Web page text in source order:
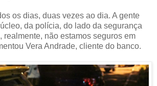
os dias, duas vezes ao dia. A gente
da polícia, do lado da segurança
realmente, não estamos seguros em
Vera Andrade, cliente do banco.